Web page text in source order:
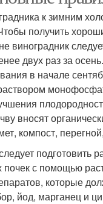
к зимним
получить
виноградник
двух раз за
в начале
вносят
компост,
подготовить
почек с помощью
которые
йод, марганец и